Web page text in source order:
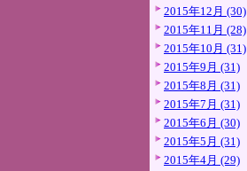
2015年12月 (30)
2015年11月 (28)
2015年10月 (31)
2015年9月 (31)
2015年8月 (31)
2015年7月 (31)
2015年6月 (30)
2015年5月 (31)
2015年4月 (29)